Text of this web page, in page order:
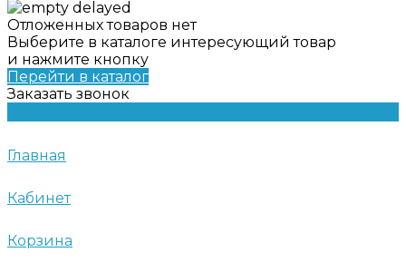
Отложенных товаров нет
Выберите в каталоге интересующий товар
и нажмите кнопку
Перейти в каталог
Заказать звонок
Главная
Кабинет
Корзина